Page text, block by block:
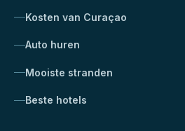
Kosten van Curaçao
Auto huren
Mooiste stranden
Beste hotels